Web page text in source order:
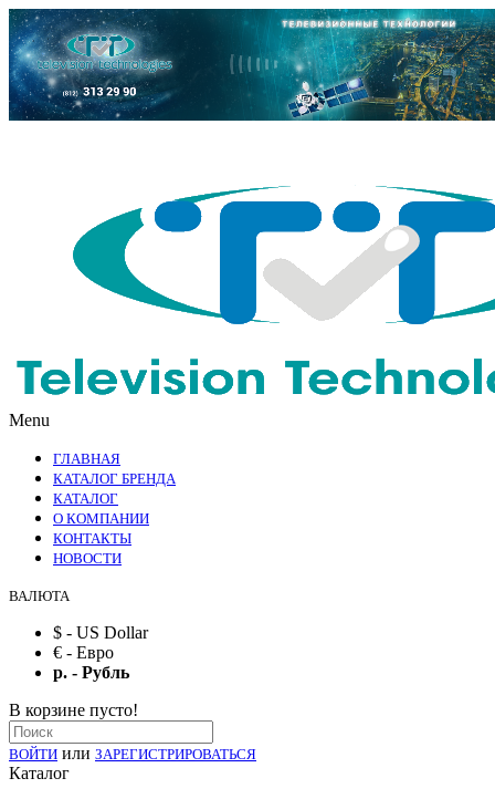
Menu
ГЛАВНАЯ
КАТАЛОГ БРЕНДА
КАТАЛОГ
О КОМПАНИИ
КОНТАКТЫ
НОВОСТИ
ВАЛЮТА
$ - US Dollar
€ - Евро
р. - Рубль
В корзине пусто!
ВОЙТИ или ЗАРЕГИСТРИРОВАТЬСЯ
Каталог